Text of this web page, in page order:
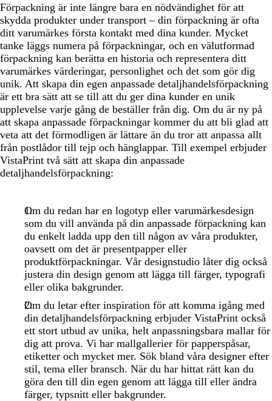
Förpackning är inte längre bara en nödvändighet för att
skydda produkter under transport – din förpackning är ofta
ditt varumärkes första kontakt med dina kunder. Mycket
tanke läggs numera på förpackningar, och en välutformad
förpackning kan berätta en historia och representera ditt
varumärkes värderingar, personlighet och det som gör dig
unik. Att skapa din egen anpassade detaljhandelsförpackning
är ett bra sätt att se till att du ger dina kunder en unik
upplevelse varje gång de beställer från dig. Om du är ny på
att skapa anpassade förpackningar kommer du att bli glad att
veta att det förmodligen är lättare än du tror att anpassa allt
från postlådor till tejp och hänglappar. Till exempel erbjuder
VistaPrint två sätt att skapa din anpassade
detaljhandelsförpackning:
Om du redan har en logotyp eller varumärkesdesign
som du vill använda på din anpassade förpackning kan
du enkelt ladda upp den till någon av våra produkter,
oavsett om det är presentpapper eller
produktförpackningar. Vår designstudio låter dig också
justera din design genom att lägga till färger, typografi
eller olika bakgrunder.
Om du letar efter inspiration för att komma igång med
din detaljhandelsförpackning erbjuder VistaPrint också
ett stort utbud av unika, helt anpassningsbara mallar för
dig att prova. Vi har mallgallerier för papperspåsar,
etiketter och mycket mer. Sök bland våra designer efter
stil, tema eller bransch. När du har hittat rätt kan du
göra den till din egen genom att lägga till eller ändra
färger, typsnitt eller bakgrunder.